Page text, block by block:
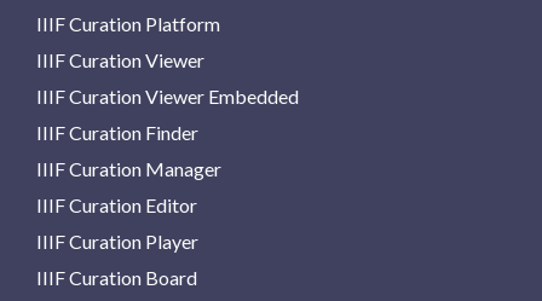
IIIF Curation Platform
IIIF Curation Viewer
IIIF Curation Viewer Embedded
IIIF Curation Finder
IIIF Curation Manager
IIIF Curation Editor
IIIF Curation Player
IIIF Curation Board